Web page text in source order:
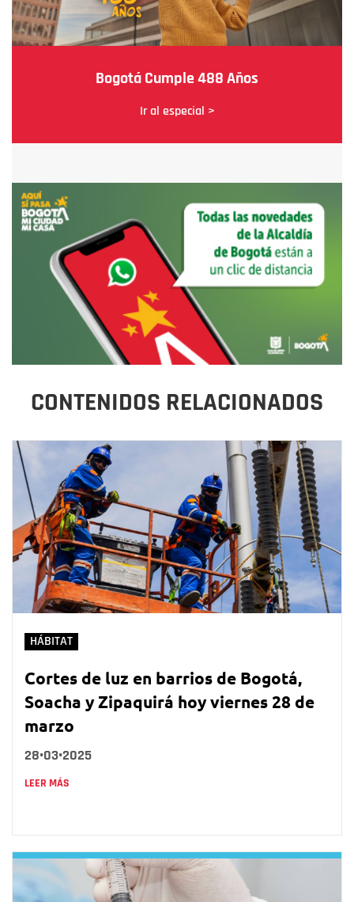
Bogotá Cumple 488 Años
Ir al especial >
CONTENIDOS RELACIONADOS
HÁBITAT
Cortes de luz en barrios de Bogotá,
Soacha y Zipaquirá hoy viernes 28 de
marzo
28•03•2025
LEER MÁS